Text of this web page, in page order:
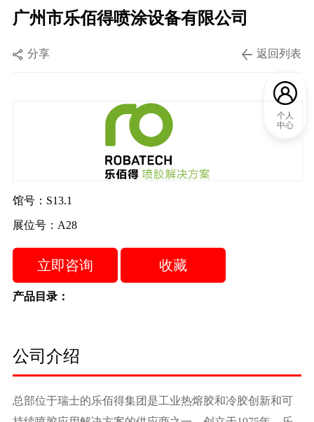
广州市乐佰得喷涂设备有限公司
分享 返回列表
馆号：S13.1
展位号：A28
立即咨询 收藏
产品目录：
公司介绍
总部位于瑞士的乐佰得集团是工业热熔胶和冷胶创新和可
个人
中心